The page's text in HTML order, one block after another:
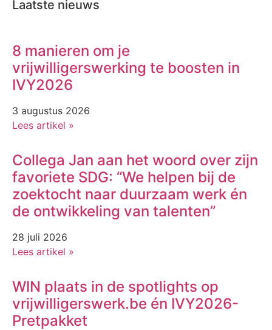
Laatste nieuws
8 manieren om je
vrijwilligerswerking te boosten in
IVY2026
3 augustus 2026
Lees artikel »
Collega Jan aan het woord over zijn
favoriete SDG: “We helpen bij de
zoektocht naar duurzaam werk én
de ontwikkeling van talenten”
28 juli 2026
Lees artikel »
WIN plaats in de spotlights op
vrijwilligerswerk.be én IVY2026-
Pretpakket